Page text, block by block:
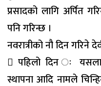
प्रसादको लागि अर्पित
पनि गरिन्छ ।
नवरात्रीको नौ दिन
 पहिलो दिन ः
स्थापना आदि नामले